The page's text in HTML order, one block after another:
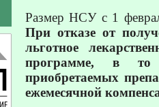
Размер НСУ с 1
При отказе от
льготное
программе, в то
приобретаемых
ежемесячной